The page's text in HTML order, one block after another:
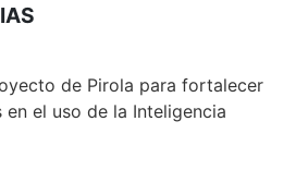
de Pirola para fortalecer
el uso de la Inteligencia